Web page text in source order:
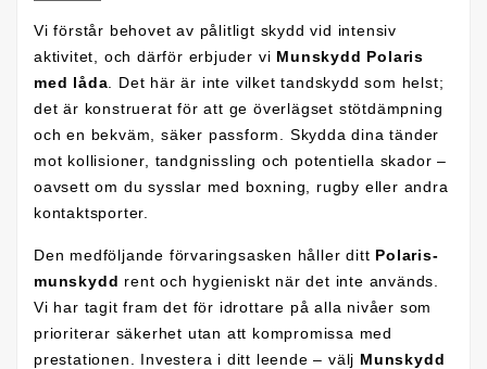
Vi förstår behovet av pålitligt skydd vid intensiv
aktivitet, och därför erbjuder vi Munskydd Polaris
med låda . Det här är inte vilket tandskydd som helst;
det är konstruerat för att ge överlägset stötdämpning
och en bekväm, säker passform. Skydda dina tänder
mot kollisioner, tandgnissling och potentiella skador –
oavsett om du sysslar med boxning, rugby eller andra
kontaktsporter.
Den medföljande förvaringsasken håller ditt Polaris-
munskydd rent och hygieniskt när det inte används.
Vi har tagit fram det för idrottare på alla nivåer som
prioriterar säkerhet utan att kompromissa med
prestationen. Investera i ditt leende – välj Munskydd